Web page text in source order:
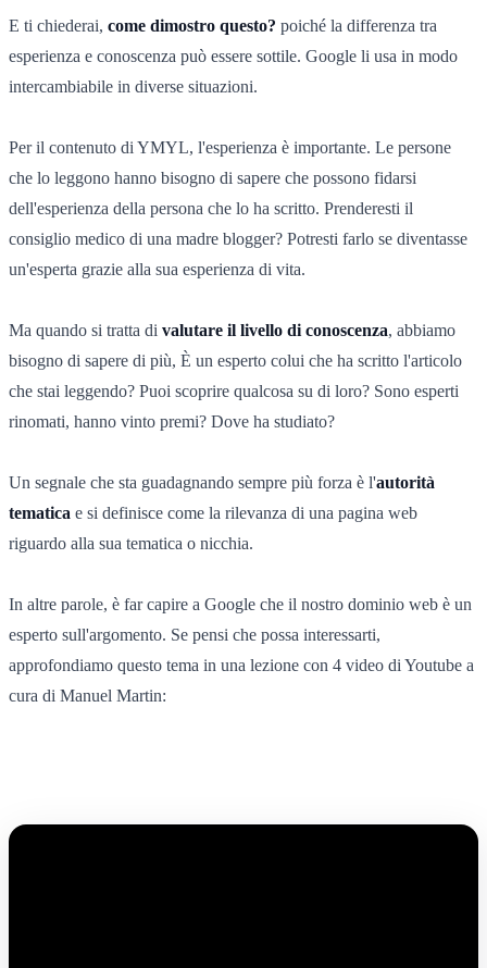
E ti chiederai, come dimostro questo? poiché la differenza tra
esperienza e conoscenza può essere sottile. Google li usa in modo
intercambiabile in diverse situazioni.
Per il contenuto di YMYL, l'esperienza è importante. Le persone
che lo leggono hanno bisogno di sapere che possono fidarsi
dell'esperienza della persona che lo ha scritto. Prenderesti il
consiglio medico di una madre blogger? Potresti farlo se diventasse
un'esperta grazie alla sua esperienza di vita.
Ma quando si tratta di valutare il livello di conoscenza, abbiamo
bisogno di sapere di più, È un esperto colui che ha scritto l'articolo
che stai leggendo? Puoi scoprire qualcosa su di loro? Sono esperti
rinomati, hanno vinto premi? Dove ha studiato?
Un segnale che sta guadagnando sempre più forza è l'autorità
tematica e si definisce come la rilevanza di una pagina web
riguardo alla sua tematica o nicchia.
In altre parole, è far capire a Google che il nostro dominio web è un
esperto sull'argomento. Se pensi che possa interessarti,
approfondiamo questo tema in una lezione con 4 video di Youtube a
cura di Manuel Martin: